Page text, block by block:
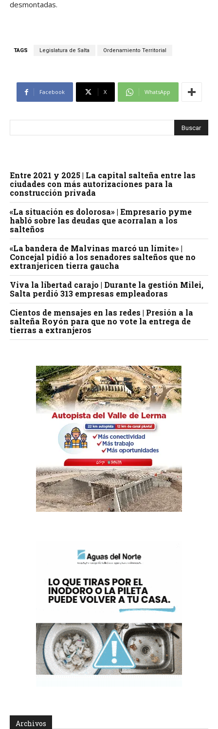
desmontadas.
TAGS Legislatura de Salta Ordenamiento Territorial
Facebook X WhatsApp
Entre 2021 y 2025 | La capital salteña entre las
ciudades con más autorizaciones para la
construcción privada
«La situación es dolorosa» | Empresario pyme
habló sobre las deudas que acorralan a los
salteños
«La bandera de Malvinas marcó un límite» |
Concejal pidió a los senadores salteños que no
extranjericen tierra gaucha
Viva la libertad carajo | Durante la gestión Milei,
Salta perdió 313 empresas empleadoras
Cientos de mensajes en las redes | Presión a la
salteña Royón para que no vote la entrega de
tierras a extranjeros
Archivos